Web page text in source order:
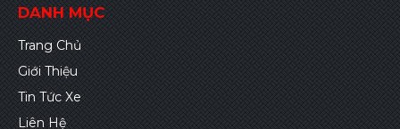
DANH MỤC
Trang Chủ
Giới Thiệu
Tin Tức Xe
Liên Hệ